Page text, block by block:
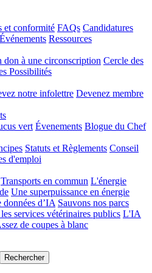
et conformité FAQs Candidatures
Événements Ressources
don à une circonscription Cercle des
Possibilités
notre infolettre Devenez membre
vert Évenements Blogue du Chef
Statuts et Règlements Conseil
d'emploi
Transports en commun L'énergie
Une superpuissance en énergie
données d’IA Sauvons nos parcs
services vétérinaires publics L'IA
de coupes à blanc